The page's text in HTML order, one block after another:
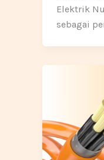
Elektrik
sebagai